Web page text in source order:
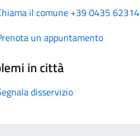
il comune +39 0435 62314
un appuntamento
in città
disservizio